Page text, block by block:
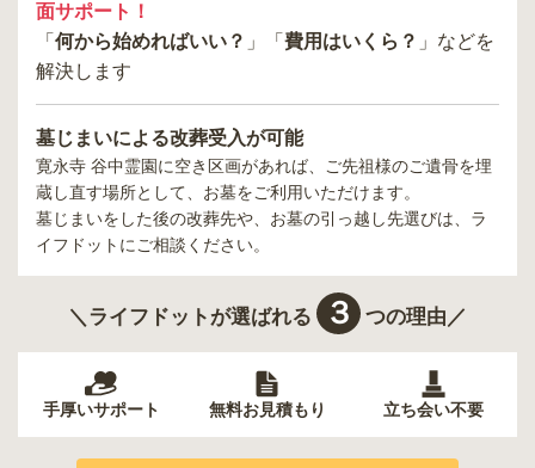
面サポート！
「 何から始めればいい？ 」「 費用はいくら？ 」などを
解決します
墓じまいによる改葬受入が可能
寛永寺 谷中霊園に空き区画があれば、ご先祖様のご遺骨を埋
蔵し直す場所として、お墓をご利用いただけます。
墓じまいをした後の改葬先や、お墓の引っ越し先選びは、ラ
イフドットにご相談ください。
＼ライフドットが選ばれる ３ つの理由／
手厚いサポート 無料お見積もり 立ち会い不要